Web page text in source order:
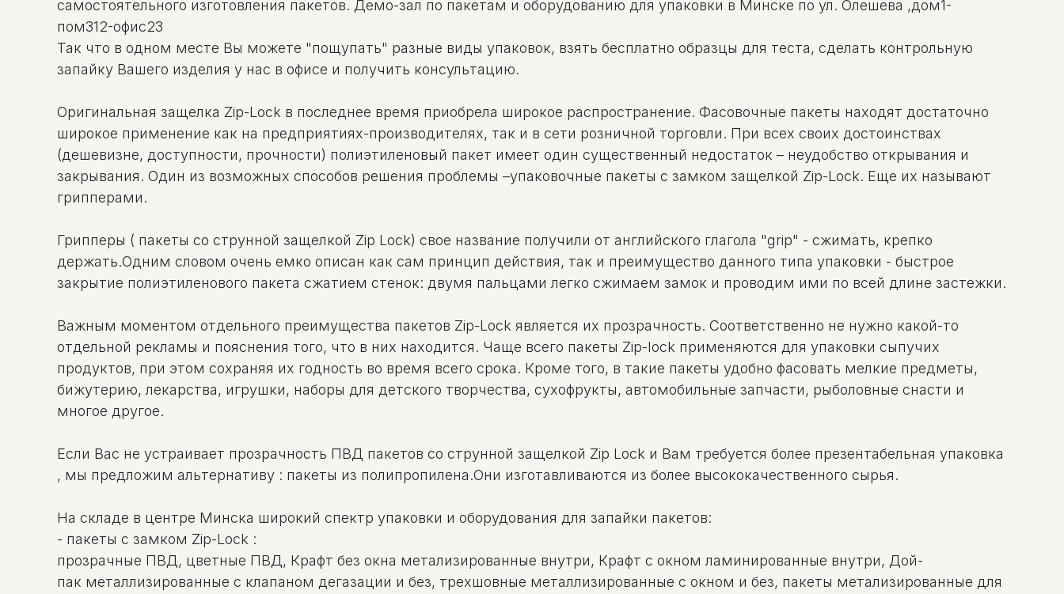
самостоятельного изготовления пакетов. Демо-зал по пакетам и оборудованию для упаковки в Минске по ул. Олешева ,дом1-
пом312-офис23
Так что в одном месте Вы можете "пощупать" разные виды упаковок, взять бесплатно образцы для теста, сделать контрольную
запайку Вашего изделия у нас в офисе и получить консультацию.
Оригинальная защелка Zip-Lock в последнее время приобрела широкое распространение. Фасовочные пакеты находят достаточно
широкое применение как на предприятиях-производителях, так и в сети розничной торговли. При всех своих достоинствах
(дешевизне, доступности, прочности) полиэтиленовый пакет имеет один существенный недостаток – неудобство открывания и
закрывания. Один из возможных способов решения проблемы –упаковочные пакеты с замком защелкой Zip-Lock. Еще их называют
грипперами.
Грипперы ( пакеты со струнной защелкой Zip Lock) свое название получили от английского глагола "grip" - сжимать, крепко
держать.Одним словом очень емко описан как сам принцип действия, так и преимущество данного типа упаковки - быстрое
закрытие полиэтиленового пакета сжатием стенок: двумя пальцами легко сжимаем замок и проводим ими по всей длине застежки.
Важным моментом отдельного преимущества пакетов Zip-Lock является их прозрачность. Соответственно не нужно какой-то
отдельной рекламы и пояснения того, что в них находится. Чаще всего пакеты Zip-lock применяются для упаковки сыпучих
продуктов, при этом сохраняя их годность во время всего срока. Кроме того, в такие пакеты удобно фасовать мелкие предметы,
бижутерию, лекарства, игрушки, наборы для детского творчества, сухофрукты, автомобильные запчасти, рыболовные снасти и
многое другое.
Если Вас не устраивает прозрачность ПВД пакетов со струнной защелкой Zip Lock и Вам требуется более презентабельная упаковка
, мы предложим альтернативу : пакеты из полипропилена.Они изготавливаются из более высококачественного сырья.
На складе в центре Минска широкий спектр упаковки и оборудования для запайки пакетов:
- пакеты c замком Zip-Lock :
прозрачные ПВД, цветные ПВД, Крафт без окна метализированные внутри, Крафт с окном ламинированные внутри, Дой-
пак металлизированные с клапаном дегазации и без, трехшовные металлизированные с окном и без, пакеты метализированные для